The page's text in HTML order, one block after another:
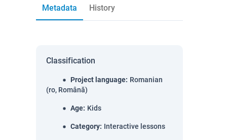
Metadata History
Classification
Project language: Romanian
(ro, Română)
Age: Kids
Category: Interactive lessons